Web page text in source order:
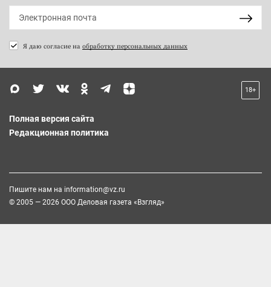
Я даю согласие на обработку персональных данных
18+
Полная версия сайта
Редакционная политика
Пишите нам на information@vz.ru
© 2005 — 2026 ООО Деловая газета «Взгляд»